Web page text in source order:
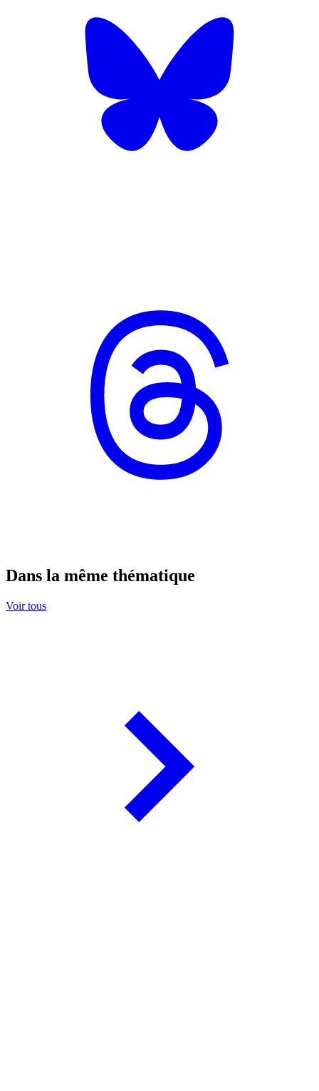
Dans la même thématique
Voir tous